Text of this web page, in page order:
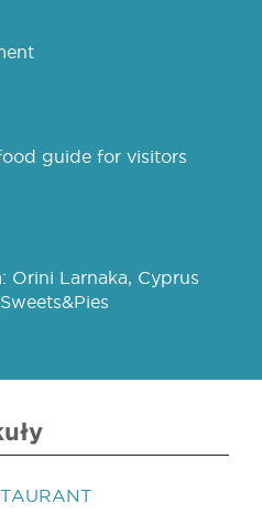
guide for visitors
Orini Larnaka, Cyprus